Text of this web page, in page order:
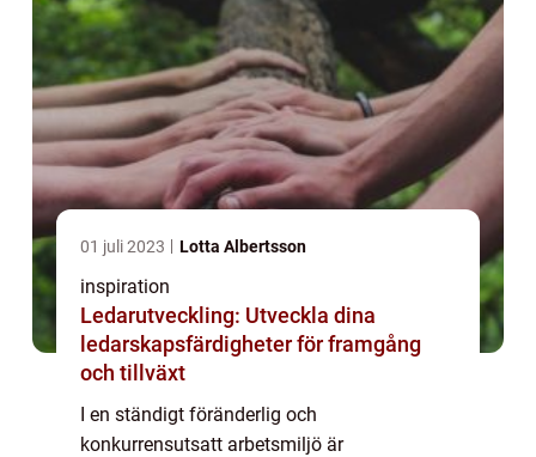
01 juli 2023 Lotta Albertsson
inspiration
Ledarutveckling: Utveckla dina
ledarskapsfärdigheter för framgång
och tillväxt
I en ständigt föränderlig och
konkurrensutsatt arbetsmiljö är